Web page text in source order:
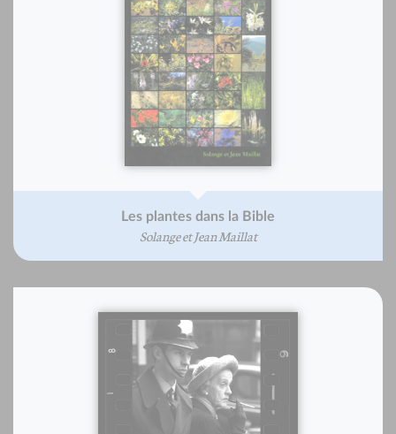
Les plantes dans la Bible
Solange et Jean Maillat